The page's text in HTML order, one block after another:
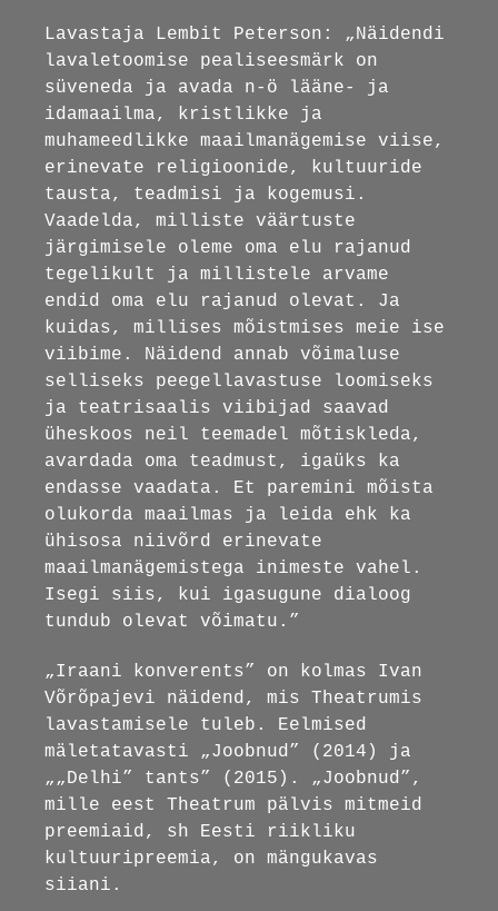
Lavastaja Lembit Peterson: „Näidendi
lavaletoomise pealiseesmärk on
süveneda ja avada n-ö lääne- ja
idamaailma, kristlikke ja
muhameedlikke maailmanägemise viise,
erinevate religioonide, kultuuride
tausta, teadmisi ja kogemusi.
Vaadelda, milliste väärtuste
järgimisele oleme oma elu rajanud
tegelikult ja millistele arvame
endid oma elu rajanud olevat. Ja
kuidas, millises mõistmises meie ise
viibime. Näidend annab võimaluse
selliseks peegellavastuse loomiseks
ja teatrisaalis viibijad saavad
üheskoos neil teemadel mõtiskleda,
avardada oma teadmust, igaüks ka
endasse vaadata. Et paremini mõista
olukorda maailmas ja leida ehk ka
ühisosa niivõrd erinevate
maailmanägemistega inimeste vahel.
Isegi siis, kui igasugune dialoog
tundub olevat võimatu.”
„Iraani konverents” on kolmas Ivan
Võrõpajevi näidend, mis Theatrumis
lavastamisele tuleb. Eelmised
mäletatavasti „Joobnud” (2014) ja
„„Delhi” tants” (2015). „Joobnud”,
mille eest Theatrum pälvis mitmeid
preemiaid, sh Eesti riikliku
kultuuripreemia, on mängukavas
siiani.